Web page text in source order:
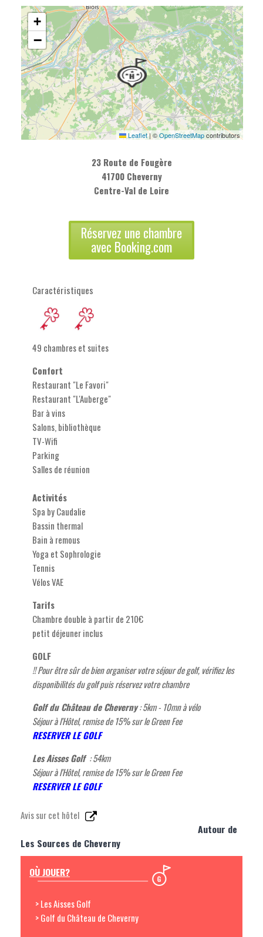
+
−
Leaflet|©OpenStreetMapcontributors
23 Route de Fougère
41700 Cheverny
Centre-Val de Loire
Réservez une chambre
avec Booking.com
Caractéristiques
49 chambres et suites
Confort
Restaurant "Le Favori"
Restaurant "L'Auberge"
Bar à vins
Salons, bibliothèque
TV-Wifi
Parking
Salles de réunion
Activités
Spa by Caudalie
Bassin thermal
Bain à remous
Yoga et Sophrologie
Tennis
Vélos VAE
Tarifs
Chambre double à partir de 210€
petit déjeuner inclus
GOLF
!! Pour être sûr de bien organiser votre séjour de golf, vérifiez les
disponibilités du golf puis réservez votre chambre
Golf du Château de Cheverny: 5km - 10mn à vélo
Séjour à l'Hôtel, remise de 15% sur le Green Fee
RESERVER LE GOLF
Les Aisses Golf : 54km
Séjour à l'Hôtel, remise de 15% sur le Green Fee
RESERVER LE GOLF
Avis sur cet hôtel
Autour de
Les Sources de Cheverny
OÙ JOUER?
> Les Aisses Golf
> Golf du Château de Cheverny